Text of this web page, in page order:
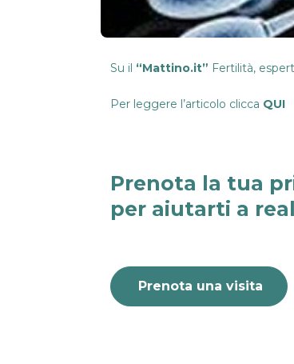
Su il “Mattino.it” Fertilità,
Per leggere l’articolo clicca QUI
Prenota la tua
per aiutarti a
Prenota una visita